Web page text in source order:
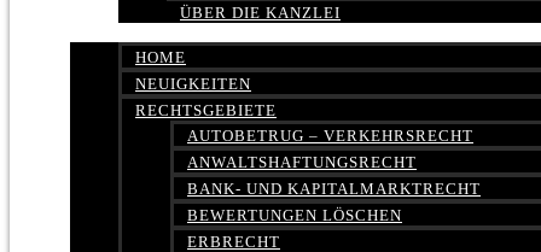
ÜBER DIE KANZLEI
HOME
NEUIGKEITEN
RECHTSGEBIETE
AUTOBETRUG – VERKEHRSRECHT
ANWALTSHAFTUNGSRECHT
BANK- UND KAPITALMARKTRECHT
BEWERTUNGEN LÖSCHEN
ERBRECHT